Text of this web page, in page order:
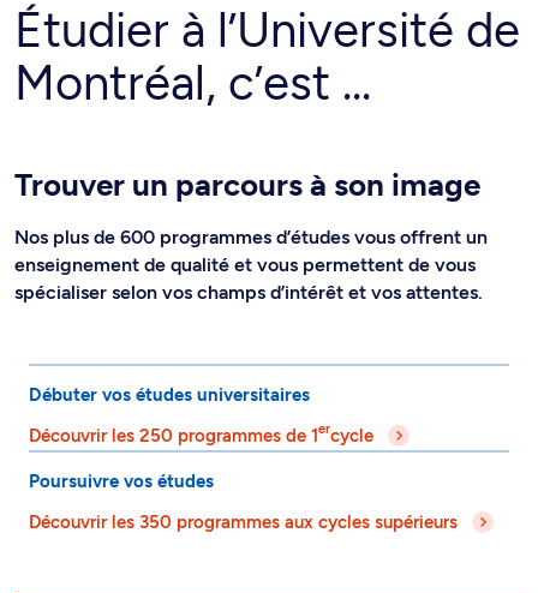
Étudier à l’Université de
Montréal, c’est ...
Trouver un parcours à son image
Nos plus de 600 programmes d’études vous offrent un
enseignement de qualité et vous permettent de vous
spécialiser selon vos champs d’intérêt et vos attentes.
Débuter vos études universitaires
Découvrir les 250 programmes de 1ercycle
Poursuivre vos études
Découvrir les 350 programmes aux cycles supérieurs